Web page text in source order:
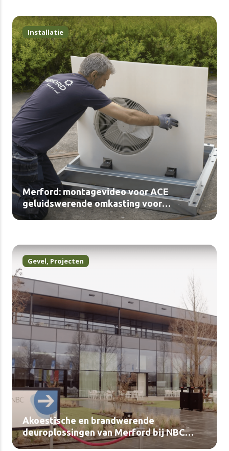
Installatie
Merford: montagevideo voor ACE
geluidswerende omkasting voor
buitenunits van warmtepompen en airco’s
Gevel, Projecten
Akoestische en brandwerende
deuroplossingen van Merford bij NBC
Congrescentrum (video)